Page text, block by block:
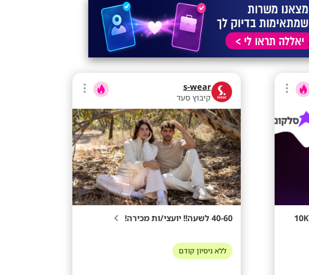
נציגי/ות שירות ומכירה -מענקים עד 10K
s-wear
קיבוץ סעד
40-60 לשעה!! יועצי/ות מכירה!
ללא ניסיון קודם